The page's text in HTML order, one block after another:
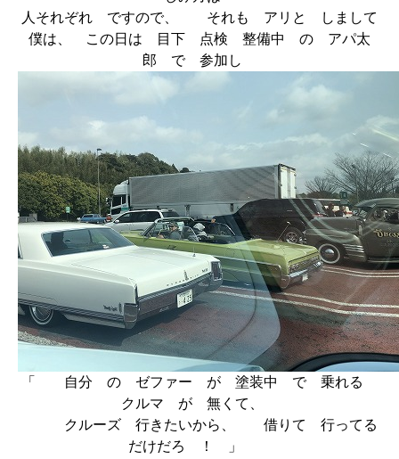
人それぞれ ですので、 それも アリと しまして
僕は、 この日は 目下 点検 整備中 の アパ太
郎 で 参加し
「 自分 の ゼファー が 塗装中 で 乗れる
クルマ が 無くて、
クルーズ 行きたいから、 借りて 行ってる
だけだろ ！ 」